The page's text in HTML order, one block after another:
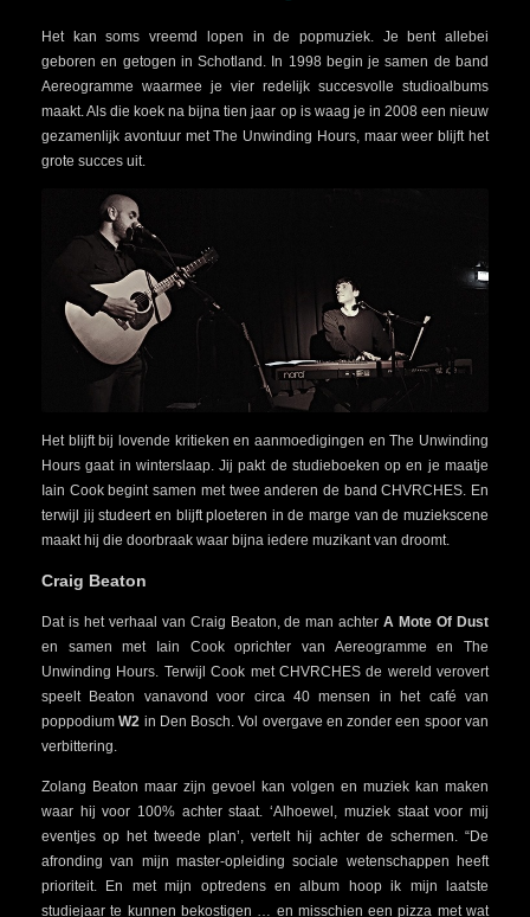
Het kan soms vreemd lopen in de popmuziek. Je bent allebei
geboren en getogen in Schotland. In 1998 begin je samen de band
Aereogramme waarmee je vier redelijk succesvolle studioalbums
maakt. Als die koek na bijna tien jaar op is waag je in 2008 een nieuw
gezamenlijk avontuur met The Unwinding Hours, maar weer blijft het
grote succes uit.
Het blijft bij lovende kritieken en aanmoedigingen en The Unwinding
Hours gaat in winterslaap. Jij pakt de studieboeken op en je maatje
Iain Cook begint samen met twee anderen de band CHVRCHES. En
terwijl jij studeert en blijft ploeteren in de marge van de muziekscene
maakt hij die doorbraak waar bijna iedere muzikant van droomt.
Craig Beaton
Dat is het verhaal van Craig Beaton, de man achterA Mote Of Dust
en samen met Iain Cook oprichter van Aereogramme en The
Unwinding Hours. Terwijl Cook met CHVRCHES de wereld verovert
speelt Beaton vanavond voor circa 40 mensen in het café van
poppodiumW2 in Den Bosch. Vol overgave en zonder een spoor van
verbittering.
Zolang Beaton maar zijn gevoel kan volgen en muziek kan maken
waar hij voor 100% achter staat. ‘Alhoewel, muziek staat voor mij
eventjes op het tweede plan’, vertelt hij achter de schermen. “De
afronding van mijn master-opleiding sociale wetenschappen heeft
prioriteit. En met mijn optredens en album hoop ik mijn laatste
studiejaar te kunnen bekostigen … en misschien een pizza met wat